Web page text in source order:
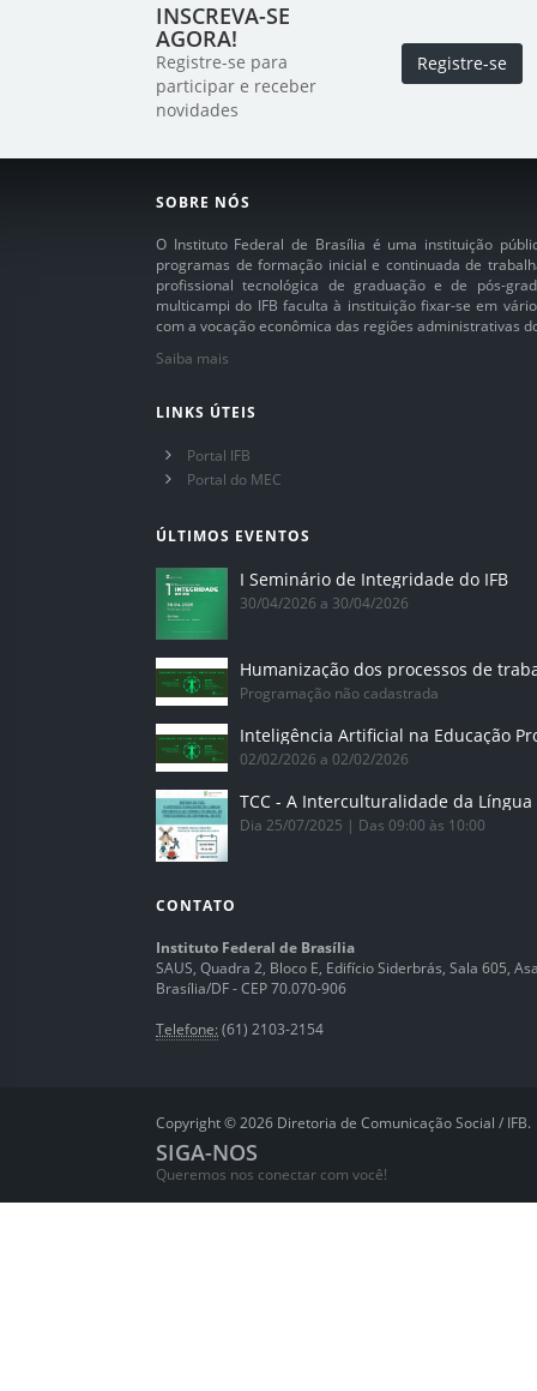
INSCREVA-SE
AGORA!
Registre-se para
participar e receber
novidades
Registre-se
SOBRE NÓS
O Instituto Federal de Brasília é uma instituição
programas de formação inicial e continuada de
profissional tecnológica de graduação e de pós-
multicampi do IFB faculta à instituição fixar-se em
com a vocação econômica das regiões administrativas
Saiba mais
LINKS ÚTEIS
Portal IFB
Portal do MEC
ÚLTIMOS EVENTOS
I Seminário de Integridade do IFB
30/04/2026 a 30/04/2026
Humanização dos processos de
Programação não cadastrada
02/02/2026 a 02/02/2026
Dia 25/07/2025 | Das 09:00 às 10:00
CONTATO
Instituto Federal de Brasília
SAUS, Quadra 2, Bloco E, Edifício Siderbrás, Sala 605,
Brasília/DF - CEP 70.070-906
Telefone: (61) 2103-2154
Copyright © 2026 Diretoria de Comunicação Social / IFB.
SIGA-NOS
Queremos nos conectar com você!